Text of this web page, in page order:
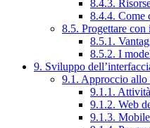
8.4.3.
8.4.4. Come
8.5. Progettare
8.5.1.
8.5.2. I
9. Sviluppo
9.1. Approccio allo
9.1.1.
9.1.2. Web
9.1.3.